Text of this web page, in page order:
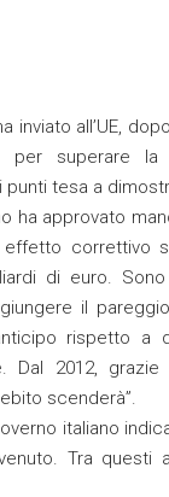
inviato all’UE,
per superare la
tesa a
ha approvato
effetto correttivo
di euro.
il
rispetto a
Dal 2012, grazie
scenderà”.
italiano
Tra questi